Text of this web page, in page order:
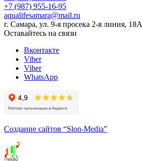
+7 (987) 955-16-95
aqualifesamara@mail.ru
г. Самара, ул. 9-я просека 2-я линия, 18А
Оставайтесь на связи
Вконтакте
Viber
Viber
WhatsApp
Создание сайтов “Slon-Media”